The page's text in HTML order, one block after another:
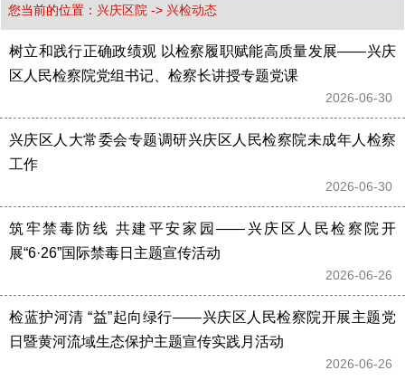
您当前的位置： 兴庆区院 -> 兴检动态
树立和践行正确政绩观 以检察履职赋能高质量发展——兴庆
区人民检察院党组书记、检察长讲授专题党课
2026-06-30
兴庆区人大常委会专题调研兴庆区人民检察院未成年人检察
工作
2026-06-30
筑牢禁毒防线 共建平安家园——兴庆区人民检察院开
展“6·26”国际禁毒日主题宣传活动
2026-06-26
检蓝护河清 “益”起向绿行——兴庆区人民检察院开展主题党
日暨黄河流域生态保护主题宣传实践月活动
2026-06-26